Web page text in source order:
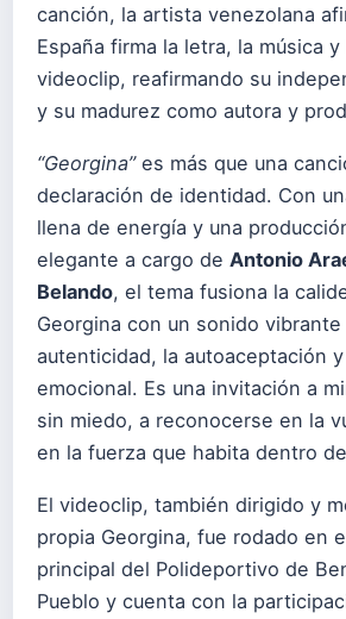
canción, la artista venezolana
España firma la letra, la música
videoclip, reafirmando su
y su madurez como autora y
“Georgina”es más que una
declaración de identidad. Con
llena de energía y una
elegante a cargo de Antonio
Belando, el tema fusiona la
Georgina con un sonido
autenticidad, la autoaceptación
emocional. Es una invitación a
sin miedo, a reconocerse en la
en la fuerza que habita dentro
El videoclip, también dirigido y
propia Georgina, fue rodado en
principal del Polideportivo de
Pueblo y cuenta con la